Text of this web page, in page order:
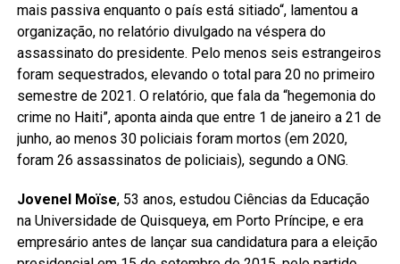
mais passiva enquanto o país está sitiado“, lamentou a
organização, no relatório divulgado na véspera do
assassinato do presidente. Pelo menos seis estrangeiros
foram sequestrados, elevando o total para 20 no primeiro
semestre de 2021. O relatório, que fala da “hegemonia do
crime no Haiti”, aponta ainda que entre 1 de janeiro a 21 de
junho, ao menos 30 policiais foram mortos (em 2020,
foram 26 assassinatos de policiais), segundo a ONG.
Jovenel Moïse, 53 anos, estudou Ciências da Educação
na Universidade de Quisqueya, em Porto Príncipe, e era
empresário antes de lançar sua candidatura para a eleição